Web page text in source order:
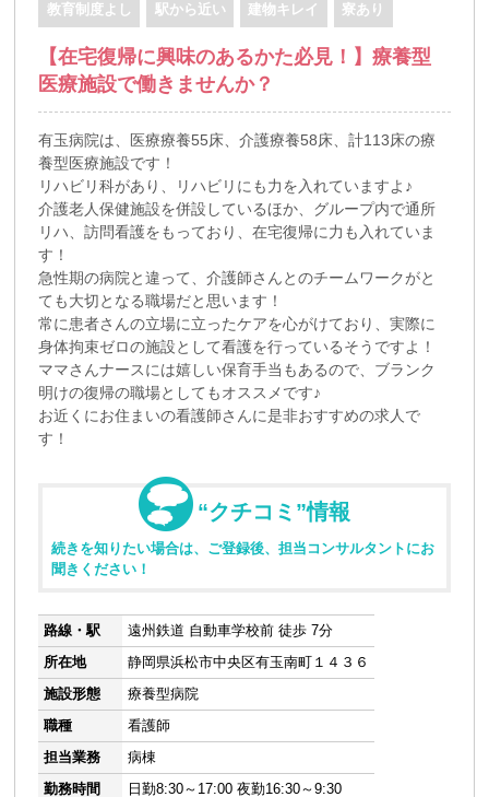
教育制度よし 駅から近い 建物キレイ 寮あり
【在宅復帰に興味のあるかた必見！】療養型
医療施設で働きませんか？
有玉病院は、医療療養55床、介護療養58床、計113床の療
養型医療施設です！
リハビリ科があり、リハビリにも力を入れていますよ♪
介護老人保健施設を併設しているほか、グループ内で通所
リハ、訪問看護をもっており、在宅復帰に力も入れていま
す！
急性期の病院と違って、介護師さんとのチームワークがと
ても大切となる職場だと思います！
常に患者さんの立場に立ったケアを心がけており、実際に
身体拘束ゼロの施設として看護を行っているそうですよ！
ママさんナースには嬉しい保育手当もあるので、ブランク
明けの復帰の職場としてもオススメです♪
お近くにお住まいの看護師さんに是非おすすめの求人で
す！
“クチコミ”情報
続きを知りたい場合は、ご登録後、担当コンサルタントにお
聞きください！
路線・駅
遠州鉄道 自動車学校前 徒歩 7分
所在地
静岡県浜松市中央区有玉南町１４３６
施設形態
療養型病院
職種
看護師
担当業務
病棟
勤務時間
日勤8:30～17:00 夜勤16:30～9:30